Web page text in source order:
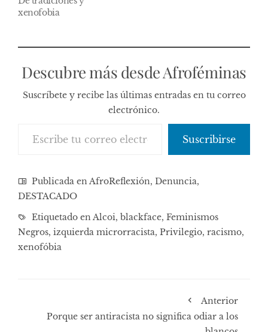
xenofobia
Descubre más desde Afroféminas
Suscríbete y recibe las últimas entradas en tu correo
electrónico.
Suscribirse
Publicada enAfroReflexión, Denuncia,
DESTACADO
Etiquetado enAlcoi, blackface, Feminismos
Negros, izquierda microrracista, Privilegio, racismo,
xenofóbia
Anterior
Porque ser antiracista no significa odiar a los